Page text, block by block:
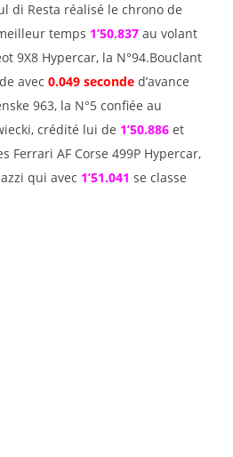
di Resta réalisé le chrono de
temps 1’50.837 au volant
9X8 Hypercar, la N°94.Bouclant
avec 0.049 seconde d’avance
963, la N°5 confiée au
crédité lui de 1’50.886 et
Ferrari AF Corse 499P Hypercar,
qui avec 1’51.041 se classe